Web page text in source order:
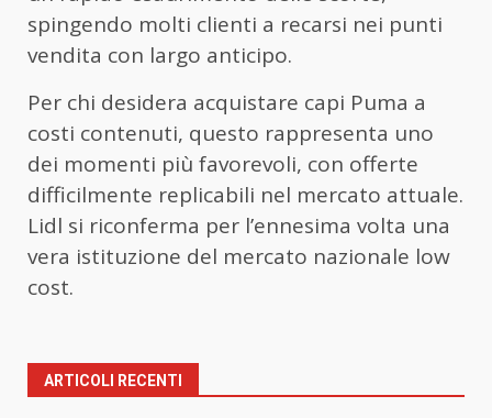
spingendo molti clienti a recarsi nei punti
vendita con largo anticipo.
Per chi desidera acquistare capi Puma a
costi contenuti, questo rappresenta uno
dei momenti più favorevoli, con offerte
difficilmente replicabili nel mercato attuale.
Lidl si riconferma per l’ennesima volta una
vera istituzione del mercato nazionale low
cost.
ARTICOLI RECENTI